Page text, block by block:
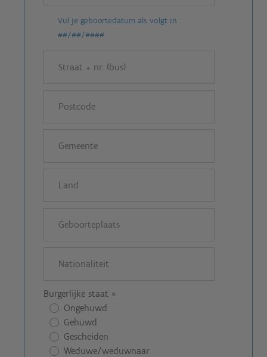
Vul je geboortedatum als volgt in :
##/##/####
Burgerlijke staat *
Ongehuwd
Gehuwd
Gescheiden
Weduwe/weduwnaar